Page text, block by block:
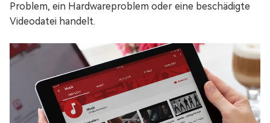
Problem, ein Hardwareproblem oder eine beschädigte
Videodatei handelt.